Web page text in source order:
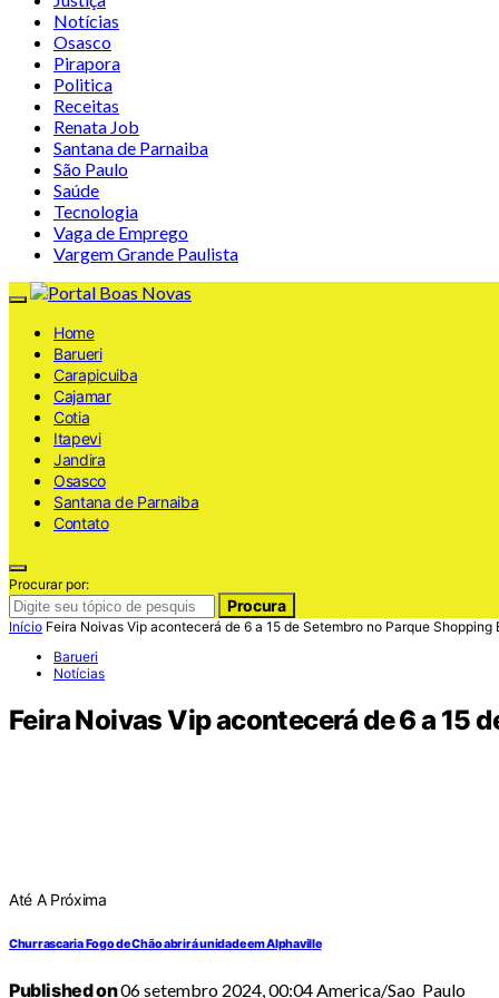
Notícias
Osasco
Pirapora
Politica
Receitas
Renata Job
Santana de Parnaiba
São Paulo
Saúde
Tecnologia
Vaga de Emprego
Vargem Grande Paulista
Home
Barueri
Carapicuiba
Cajamar
Cotia
Itapevi
Jandira
Osasco
Santana de Parnaiba
Contato
Procurar por:
Procura
Início Feira Noivas Vip acontecerá de 6 a 15 de Setembro no Parque Shopping
Barueri
Notícias
Feira Noivas Vip acontecerá de 6 a 15
Até A Próxima
Churrascaria Fogo de Chão abrirá unidade em Alphaville
Published on06 setembro 2024, 00:04 America/Sao_Paulo